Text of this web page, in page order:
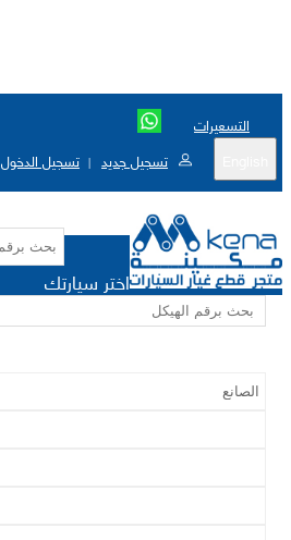
التسعيرات
تسجيل جديد | تسجيل الدخول
اختر سيارتك